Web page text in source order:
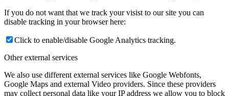
If you do not want that we track your visist to our site you can
disable tracking in your browser here:
Click to enable/disable Google Analytics tracking.
Other external services
We also use different external services like Google Webfonts,
Google Maps and external Video providers. Since these providers
may collect personal data like your IP address we allow you to block